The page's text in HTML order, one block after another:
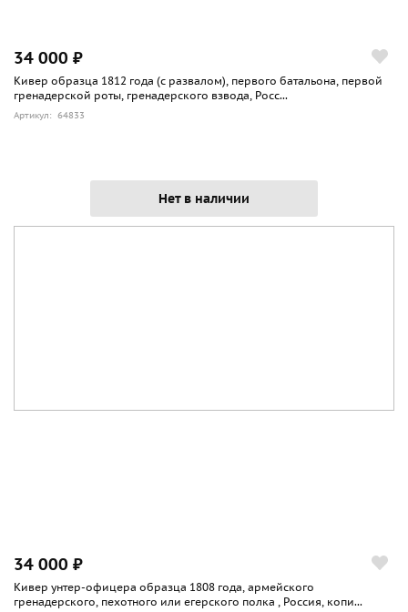
34 000 ₽
Кивер образца 1812 года (с развалом), первого батальона, первой
гренадерской роты, гренадерского взвода, Росс...
Артикул: 64833
Нет в наличии
34 000 ₽
Кивер унтер-офицера образца 1808 года, армейского
гренадерского, пехотного или егерского полка , Россия, копи...